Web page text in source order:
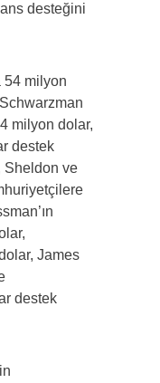
desteğini
54 milyon
milyon dolar,
destek
Sheldon ve
James
destek